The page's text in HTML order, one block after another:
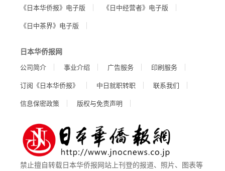
《日本华侨报》电子版
《日中经营者》电子版
《日中茶界》电子版
日本华侨报网
公司简介 事业介绍 广告服务
印刷服务
订阅《日本华侨报》
中日就职转职
联系我们
信息保密政策
版权与免责声明
禁止擅自转载日本华侨报网站上刊登的报道、照片、图表等